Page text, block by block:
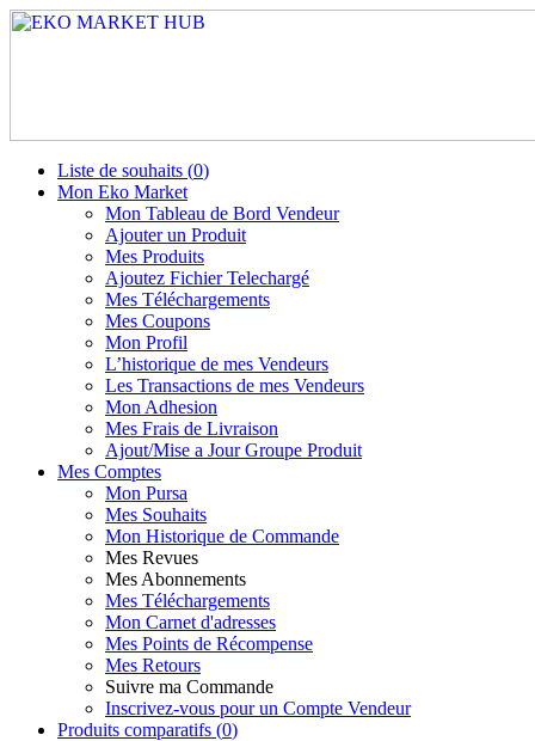
Liste de souhaits (0)
Mon Eko Market
Mon Tableau de Bord Vendeur
Ajouter un Produit
Mes Produits
Ajoutez Fichier Telechargé
Mes Téléchargements
Mes Coupons
Mon Profil
L’historique de mes Vendeurs
Les Transactions de mes Vendeurs
Mon Adhesion
Mes Frais de Livraison
Ajout/Mise a Jour Groupe Produit
Mes Comptes
Mon Pursa
Mes Souhaits
Mon Historique de Commande
Mes Revues
Mes Abonnements
Mes Téléchargements
Mon Carnet d'adresses
Mes Points de Récompense
Mes Retours
Suivre ma Commande
Inscrivez-vous pour un Compte Vendeur
Produits comparatifs (0)